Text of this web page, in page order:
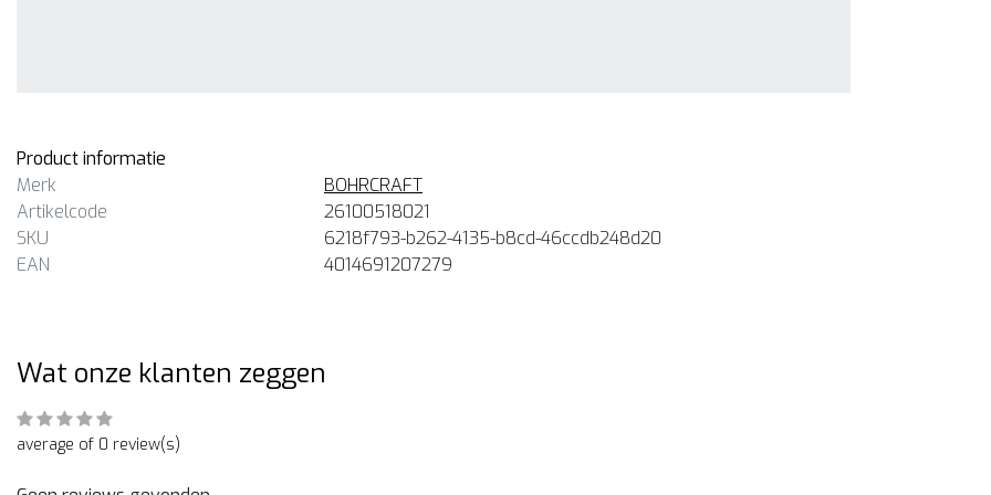
Product informatie
Merk
BOHRCRAFT
Artikelcode
26100518021
SKU
6218f793-b262-4135-b8cd-46ccdb248d20
EAN
4014691207279
Wat onze klanten zeggen
average of 0 review(s)